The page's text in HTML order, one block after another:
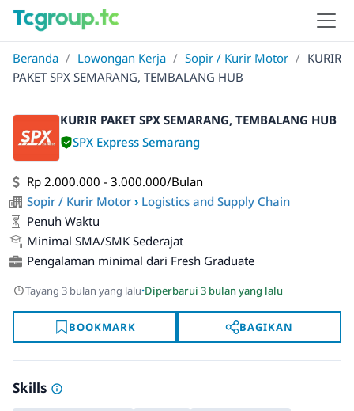
Beranda / Lowongan Kerja / Sopir / Kurir Motor / KURIR
PAKET SPX SEMARANG, TEMBALANG HUB
KURIR PAKET SPX SEMARANG, TEMBALANG HUB
SPX Express Semarang
Rp 2.000.000 - 3.000.000/Bulan
Sopir / Kurir Motor › Logistics and Supply Chain
Penuh Waktu
Minimal SMA/SMK Sederajat
Pengalaman minimal dari Fresh Graduate
Tayang 3 bulan yang lalu·Diperbarui 3 bulan yang lalu
BOOKMARK BAGIKAN
Skills